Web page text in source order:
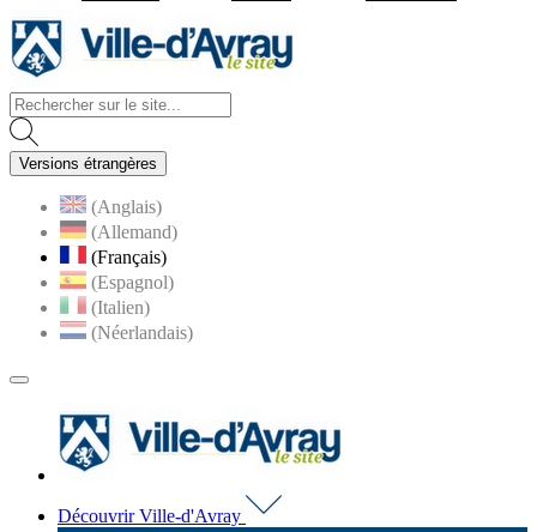
Versions étrangères
(Anglais)
(Allemand)
(Français)
(Espagnol)
(Italien)
(Néerlandais)
MENU
Découvrir Ville-d'Avray